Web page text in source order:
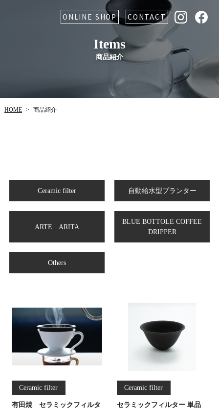
ONLINE SHOP CONTACT
Items
商品紹介
HOME > 商品紹介
Ceramic filter 自動給水型プランター
ARTE ARITA
BLUE BOTTOLE COFFEE
DRIPPER
Others
Ceramic filter
有田焼 セラミックフィルタ
Ceramic filter
セラミックフィルター 単品